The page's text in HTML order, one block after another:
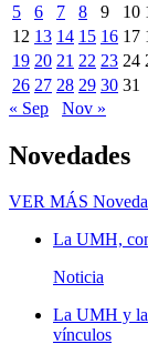
5
6 7 8 9 10
12 13 14 15 16 17
19 20 21 22 23 24
26 27 28 29 30 31
« Sep
Nov »
Novedades
VER MÁS
La UMH,
Noticia
La UMH y la
vínculos